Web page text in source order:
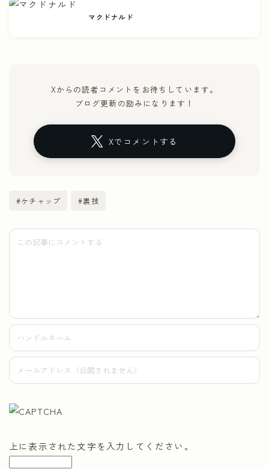
マクドナルド
Xからの読者コメントをお待ちしています。
ブログ更新の励みになります！
Xでコメントする
#ケチャップ #裏技
上に表示された文字を入力してください。